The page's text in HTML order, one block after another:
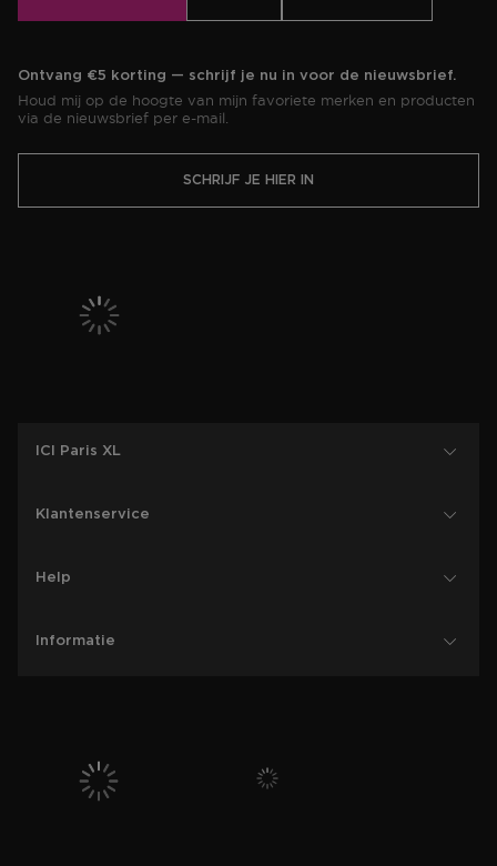
Ontvang €5 korting — schrijf je nu in voor de nieuwsbrief.
Houd mij op de hoogte van mijn favoriete merken en producten
via de nieuwsbrief per e-mail.
SCHRIJF JE HIER IN
ICI Paris XL
Klantenservice
Help
Informatie